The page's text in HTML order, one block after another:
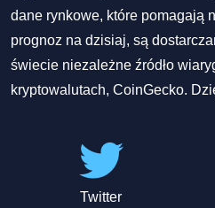
dane rynkowe, które pomagają
prognoz na dzisiaj, są
świecie niezależne źródło
kryptowalutach, CoinGecko.
Twitter